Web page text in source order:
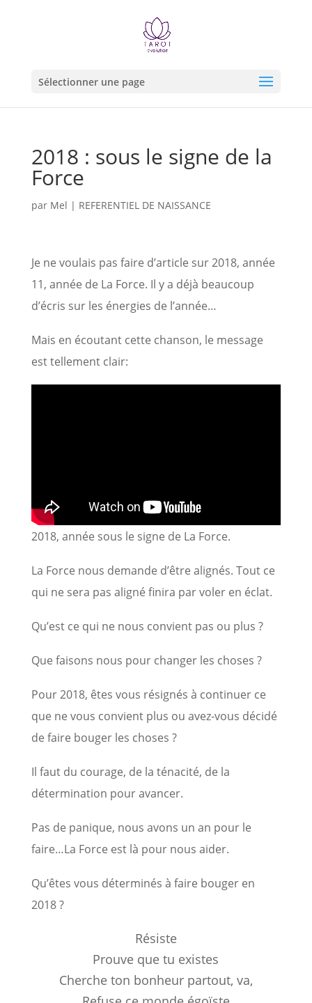
Sélectionner une page
2018 : sous le signe de la
Force
par Mel | REFERENTIEL DE NAISSANCE
Je ne voulais pas faire d’article sur 2018, année
11, année de La Force. Il y a déjà beaucoup
d’écris sur les énergies de l’année…
Mais en écoutant cette chanson, le message
est tellement clair:
2018, année sous le signe de La Force.
La Force nous demande d’être alignés. Tout ce
qui ne sera pas aligné finira par voler en éclat.
Qu’est ce qui ne nous convient pas ou plus ?
Que faisons nous pour changer les choses ?
Pour 2018, êtes vous résignés à continuer ce
que ne vous convient plus ou avez-vous décidé
de faire bouger les choses ?
Il faut du courage, de la ténacité, de la
détermination pour avancer.
Pas de panique, nous avons un an pour le
faire…La Force est là pour nous aider.
Qu’êtes vous déterminés à faire bouger en
2018 ?
Résiste
Prouve que tu existes
Cherche ton bonheur partout, va,